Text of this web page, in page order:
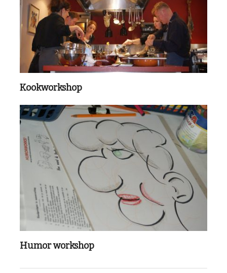
Kookworkshop
Humor workshop